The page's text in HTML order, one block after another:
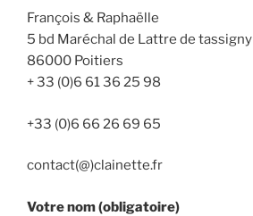
François & Raphaëlle
5 bd Maréchal de Lattre de tassigny
86000 Poitiers
+ 33 (0)6 61 36 25 98
+33 (0)6 66 26 69 65
contact(@)clainette.fr
Votre nom (obligatoire)